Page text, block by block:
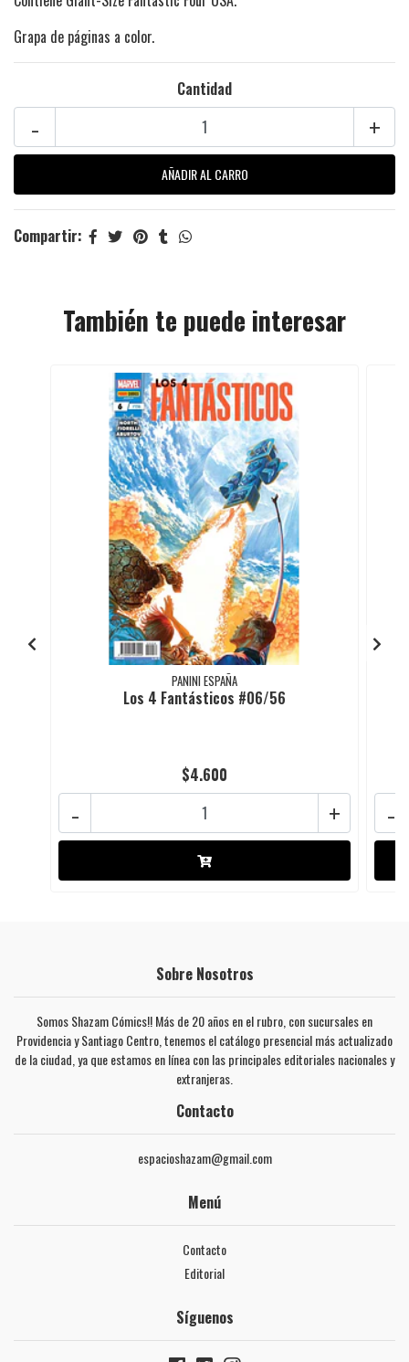
Grapa de páginas a color.
Cantidad
+
-
Compartir:
También te puede interesar
PANINI ESPAÑA
Los 4 Fantásticos #06/56
$4.600
+
- -
Sobre Nosotros
Somos Shazam Cómics!! Más de 20 años en el rubro, con sucursales en
Providencia y Santiago Centro, tenemos el catálogo presencial más actualizado
de la ciudad, ya que estamos en línea con las principales editoriales nacionales y
extranjeras.
Contacto
espacioshazam@gmail.com
Menú
Contacto
Editorial
Síguenos